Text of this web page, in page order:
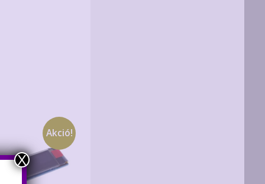
Akció!
X